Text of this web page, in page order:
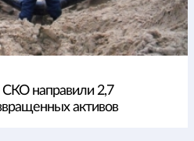
направили 2,7
активов